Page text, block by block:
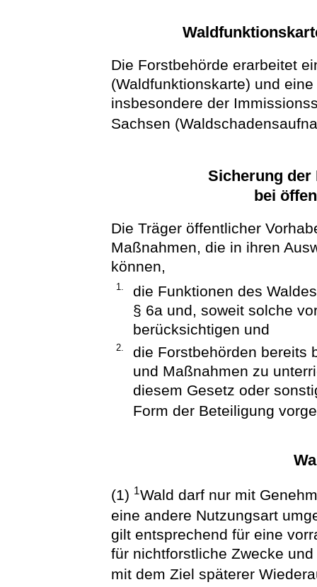
Die Forstbehörde erarbeitet
(Waldfunktionskarte) und
insbesondere der
Sachsen
Sicherung der
bei
Die Träger öffentlicher
Maßnahmen, die in ihren
können,
1.
die Funktionen des
§ 6a und, soweit solche
berücksichtigen und
2.
die Forstbehörden bereits
und Maßnahmen zu
diesem Gesetz oder
Form der Beteiligung
(1) 1Wald darf nur mit
eine andere Nutzungsart
gilt entsprechend für eine
für nichtforstliche Zwecke
mit dem Ziel späterer